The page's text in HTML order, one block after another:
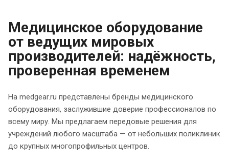
Медицинское оборудование
от ведущих мировых
производителей: надёжность,
проверенная временем
На medgear.ru представлены бренды медицинского
оборудования, заслужившие доверие профессионалов по
всему миру. Мы предлагаем передовые решения для
учреждений любого масштаба — от небольших поликлиник
до крупных многопрофильных центров.